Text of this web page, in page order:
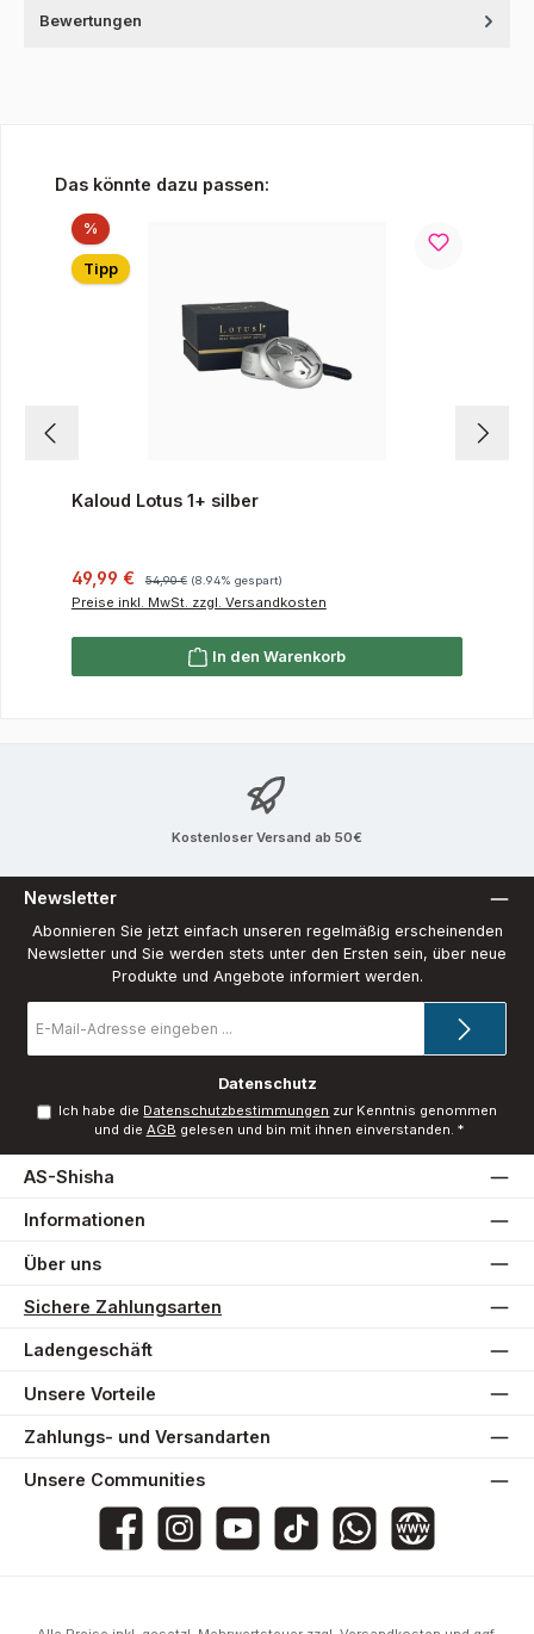
Bewertungen
Produktgalerie überspringen
Das könnte dazu passen:
%Rabatt
Tipp
Kaloud Lotus 1+ silber
Verkaufspreis:
49,99 € Regulärer Preis:
54,90 € (8.94% gespart)
Preise inkl. MwSt. zzgl. Versandkosten
In den Warenkorb
Kostenloser Versand ab 50€
Newsletter
Abonnieren Sie jetzt einfach unseren regelmäßig erscheinenden
Newsletter und Sie werden stets unter den Ersten sein, über neue
Produkte und Angebote informiert werden.
Mail-
Datenschutz
Ich habe die Datenschutzbestimmungen zur Kenntnis genommen
und die AGB gelesen und bin mit ihnen einverstanden. *
AS-Shisha
Informationen
Über uns
Sichere Zahlungsarten
Ladengeschäft
Unsere Vorteile
Zahlungs- und Versandarten
Unsere Communities
AS-Shishaas_shisha_2020@asshisha7765as_shisha_2020
AS ShishaWebsite